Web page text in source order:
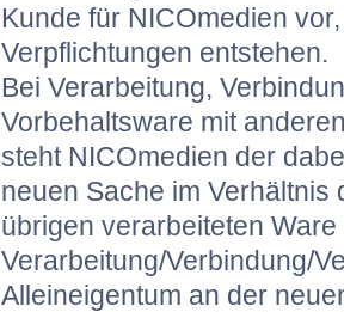
Kunde für NICOmedien
Verpflichtungen entstehen.
Bei Verarbeitung,
Vorbehaltsware mit
steht NICOmedien der
neuen Sache im
übrigen verarbeiteten
Verarbeitung/Verbindung/
Alleineigentum an der